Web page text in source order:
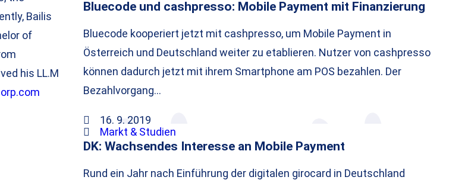
Bailis
of
his LL.M
Bluecode und cashpresso: Mobile Payment mit Finanzierung
Bluecode kooperiert jetzt mit cashpresso, um Mobile Payment in
Österreich und Deutschland weiter zu etablieren. Nutzer von cashpresso
können dadurch jetzt mit ihrem Smartphone am POS bezahlen. Der
Bezahlvorgang…
16. 9. 2019
Markt & Studien
DK: Wachsendes Interesse an Mobile Payment
Rund ein Jahr nach Einführung der digitalen girocard in Deutschland